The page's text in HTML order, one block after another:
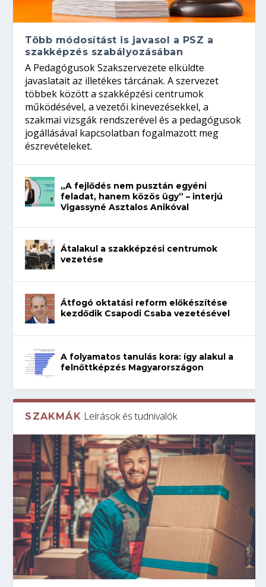
Több módosítást is javasol a PSZ a
szakképzés szabályozásában
A Pedagógusok Szakszervezete elküldte
javaslatait az illetékes tárcának. A szervezet
többek között a szakképzési centrumok
működésével, a vezetői kinevezésekkel, a
szakmai vizsgák rendszerével és a pedagógusok
jogállásával kapcsolatban fogalmazott meg
észrevételeket.
„A fejlődés nem pusztán egyéni
feladat, hanem közös ügy” – interjú
Vigassyné Asztalos Anikóval
Átalakul a szakképzési centrumok
vezetése
Átfogó oktatási reform előkészítése
kezdődik Csapodi Csaba vezetésével
A folyamatos tanulás kora: így alakul a
felnőttképzés Magyarországon
SZAKMÁK Leírások és tudnivalók